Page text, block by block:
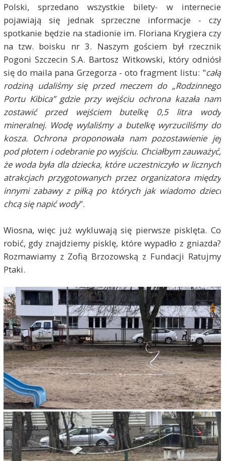
Polski, sprzedano wszystkie bilety- w internecie
pojawiają się jednak sprzeczne informacje - czy
spotkanie będzie na stadionie im. Floriana Krygiera czy
na tzw. boisku nr 3. Naszym gościem był rzecznik
Pogoni Szczecin S.A. Bartosz Witkowski, który odniósł
się do maila pana Grzegorza - oto fragment listu: "całą
rodziną udaliśmy się przed meczem do „Rodzinnego
Portu Kibica” gdzie przy wejściu ochrona kazała nam
zostawić przed wejściem butelkę 0,5 litra wody
mineralnej. Wodę wylaliśmy a butelkę wyrzuciliśmy do
kosza. Ochrona proponowała nam pozostawienie jej
pod płotem i odebranie po wyjściu. Chciałbym zauważyć,
że woda była dla dziecka, które uczestniczyło w licznych
atrakcjach przygotowanych przez organizatora między
innymi zabawy z piłką po których jak wiadomo dzieci
chcą się napić wody".
Wiosna, więc już wykluwają się pierwsze pisklęta. Co
robić, gdy znajdziemy pisklę, które wypadło z gniazda?
Rozmawiamy z Zofią Brzozowską z Fundacji Ratujmy
Ptaki.